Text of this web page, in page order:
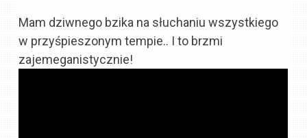
Mam dziwnego bzika na słuchaniu wszystkiego
w przyśpieszonym tempie.. I to brzmi
zajemeganistycznie!